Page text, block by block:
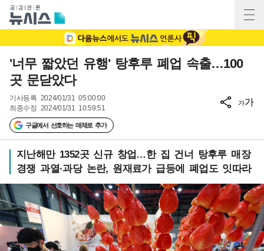
'너무 짧았던 유행' 탕후루 폐업 속출…100
곳 문닫았다
기사등록 2024/01/31 05:00:00
최종수정 2024/01/31 10:59:51
구글에서 선호하는 매체로 추가
가가
지난해만 1352곳 신규 창업…한 집 건너 탕후루 매장
경쟁 과열·과당 논란, 원재료가 급등에 폐업도 잇따라